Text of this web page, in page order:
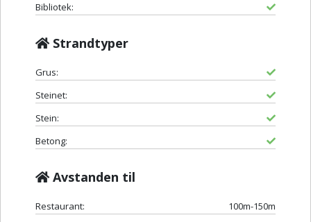
Bibliotek:
Strandtyper
Grus:
Steinet:
Stein:
Betong:
Avstanden til
Restaurant:
100m-150m